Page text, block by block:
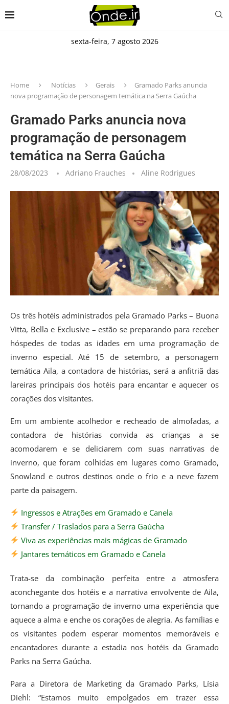
sexta-feira, 7 agosto 2026
Home Notícias Gerais
Gramado Parks anuncia
nova programação de personagem temática na Serra Gaúcha
Gramado Parks anuncia nova
programação de personagem
temática na Serra Gaúcha
28/08/2023 Adriano Frauches Aline Rodrigues
Os três hotéis administrados pela Gramado Parks – Buona
Vitta, Bella e Exclusive – estão se preparando para receber
hóspedes de todas as idades em uma programação de
inverno especial. Até 15 de setembro, a personagem
temática Aila, a contadora de histórias, será a anfitriã das
lareiras principais dos hotéis para encantar e aquecer os
corações dos visitantes.
Em um ambiente acolhedor e recheado de almofadas, a
contadora de histórias convida as crianças a se
acomodarem e se deliciarem com suas narrativas de
inverno, que foram colhidas em lugares como Gramado,
Snowland e outros destinos onde o frio e a neve fazem
parte da paisagem.
Ingressos e Atrações em Gramado e Canela
Transfer / Traslados para a Serra Gaúcha
Viva as experiências mais mágicas de Gramado
Jantares temáticos em Gramado e Canela
Trata-se da combinação perfeita entre a atmosfera
aconchegante dos hotéis e a narrativa envolvente de Aila,
tornando a programação de inverno uma experiência que
aquece a alma e enche os corações de alegria. As famílias e
os visitantes podem esperar momentos memoráveis e
encantadores durante a estadia nos hotéis da Gramado
Parks na Serra Gaúcha.
Para a Diretora de Marketing da Gramado Parks, Lísia
Diehl: “Estamos muito empolgados em trazer essa